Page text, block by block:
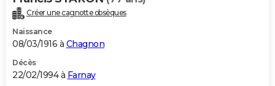
Créer une cagnotte obsèques
Naissance
08/03/1916 à Chagnon
Décès
22/02/1994 à Farnay